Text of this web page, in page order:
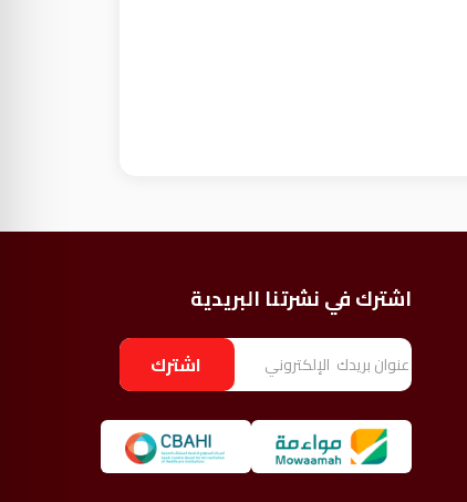
اشترك في نشرتنا البريدية
ا
ل
ر
د
اشترك